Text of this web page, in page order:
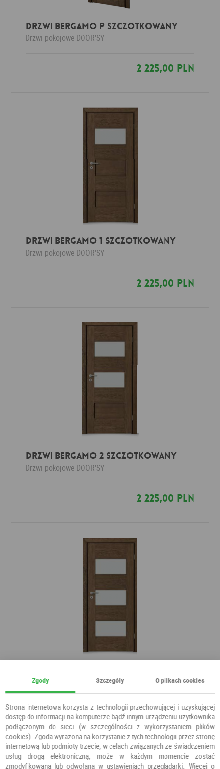
DRZWI BERGAMO P SZCZOTKOWANY
Drzwi pokojowe DOOR'SY
2 225,00 PLN
DRZWI BERGAMO 1 SZCZOTKOWANY
Drzwi pokojowe DOOR'SY
2 225,00 PLN
DRZWI BERGAMO 2 SZCZOTKOWANY
Drzwi pokojowe DOOR'SY
2 225,00 PLN
Drzwi pokojowe DOOR'SY
2 225,00 PLN
Zgody Szczegóły O plikach cookies
Strona internetowa korzysta z technologii przechowującej i uzyskującej
dostęp do informacji na komputerze bądź innym urządzeniu użytkownika
podłączonym do sieci (w szczególności z wykorzystaniem plików
cookies). Zgoda wyrażona na korzystanie z tych technologii przez stronę
internetową lub podmioty trzecie, w celach związanych ze świadczeniem
usług drogą elektroniczną, może w każdym momencie zostać
zmodyfikowana lub odwołana w ustawieniach przeglądarki. Więcej o